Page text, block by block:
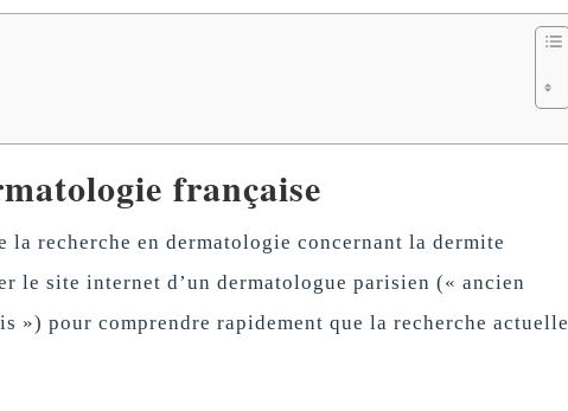
française
recherche en dermatologie concernant la dermite
le site internet d’un dermatologue parisien (« ancien
») pour comprendre rapidement que la recherche actuelle